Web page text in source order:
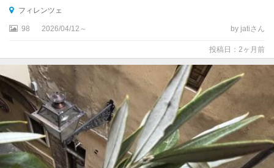
ロ
イ
キ
島
イ
タ
リ
ア
フィレンツェ
98 2026/04/12～ by jatiさん
投稿日：2ヶ月前